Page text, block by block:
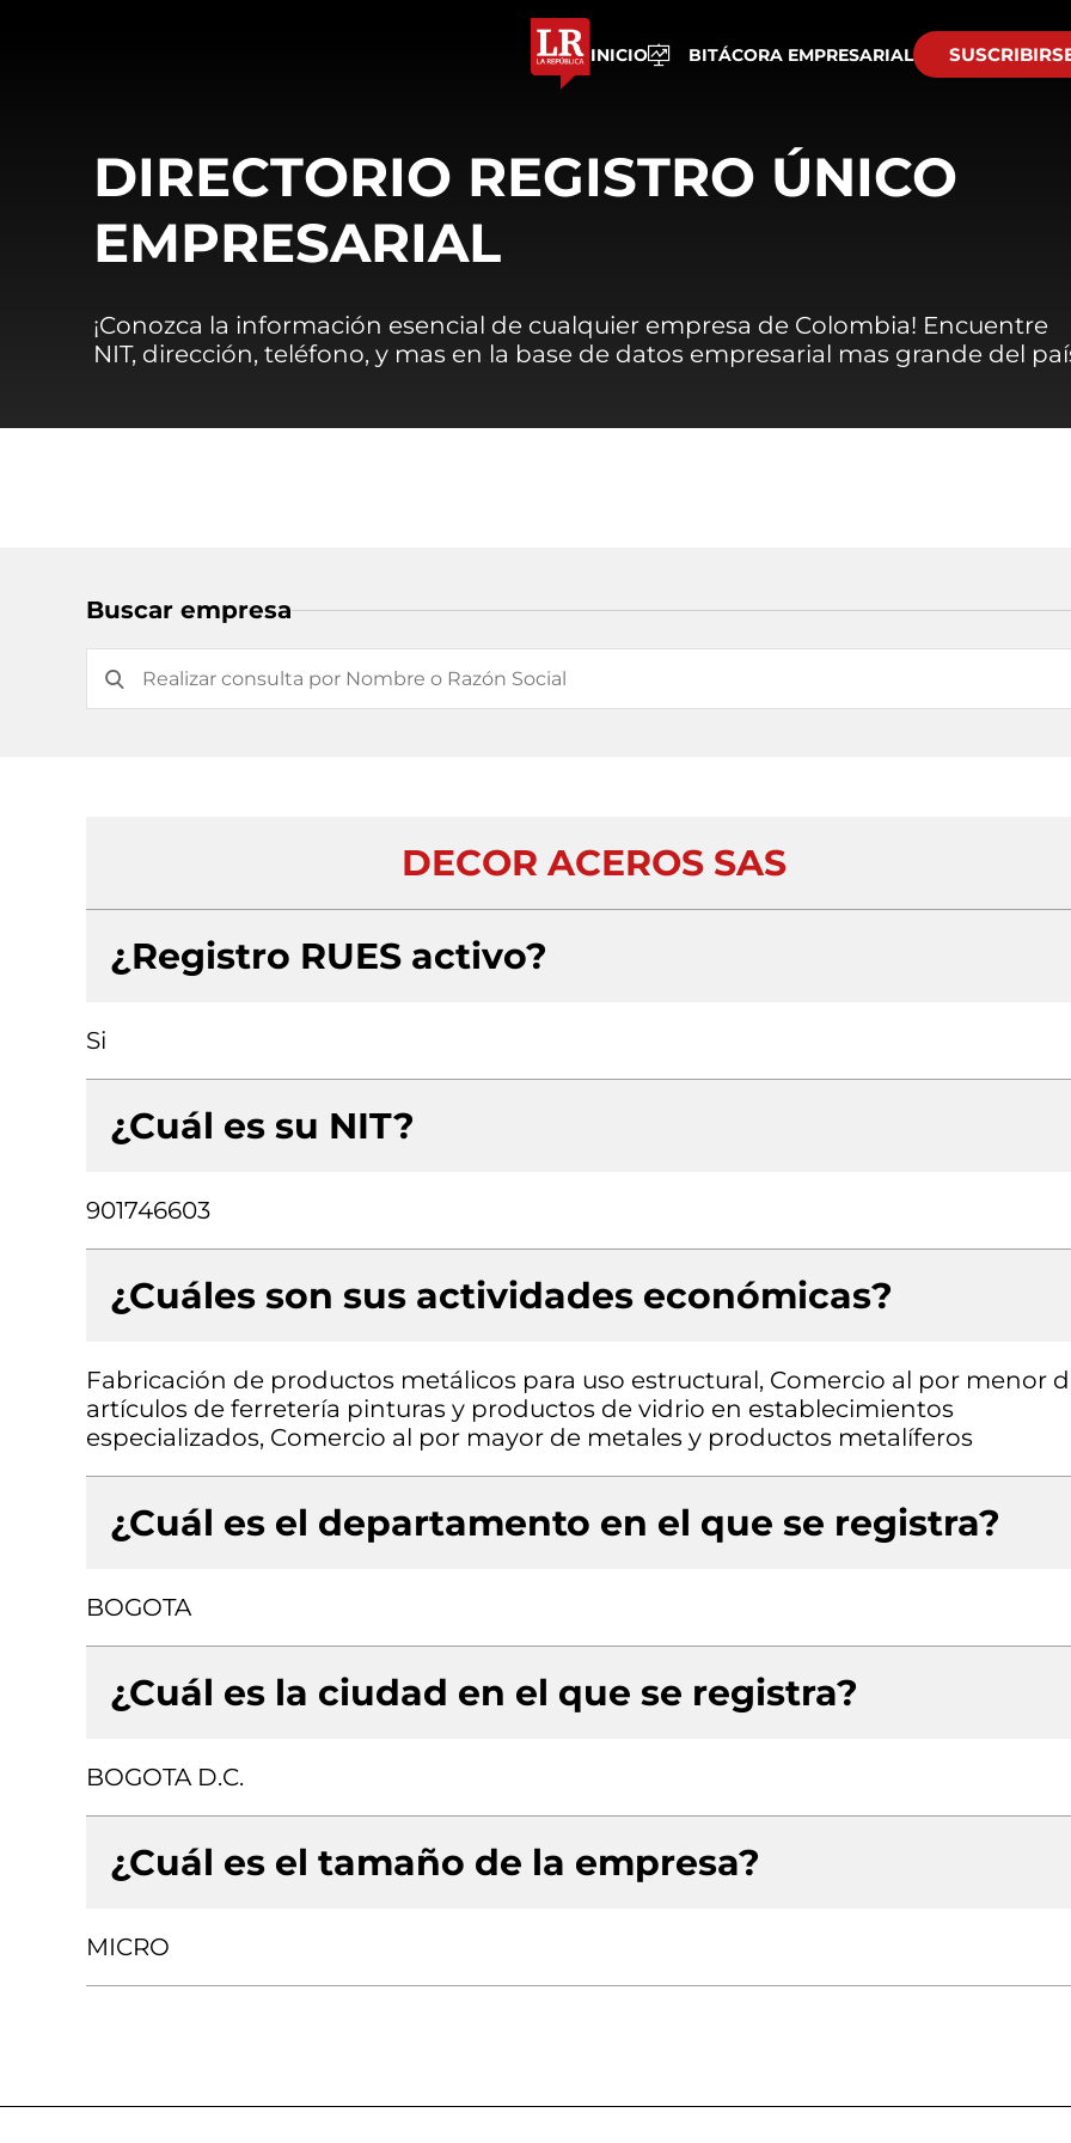
INICIO BITÁCORA EMPRESARIAL
DIRECTORIO REGISTRO ÚNICO
EMPRESARIAL
¡Conozca la información esencial de cualquier empresa de Colombia! Encuentre
NIT, dirección, teléfono, y mas en la base de datos empresarial mas grande del
Buscar empresa
DECOR ACEROS SAS
¿Registro RUES activo?
Si
¿Cuál es su NIT?
901746603
¿Cuáles son sus actividades económicas?
Fabricación de productos metálicos para uso estructural, Comercio al por menor
artículos de ferretería pinturas y productos de vidrio en establecimientos
especializados, Comercio al por mayor de metales y productos metalíferos
¿Cuál es el departamento en el que se registra?
BOGOTA
¿Cuál es la ciudad en el que se registra?
BOGOTA D.C.
¿Cuál es el tamaño de la empresa?
MICRO